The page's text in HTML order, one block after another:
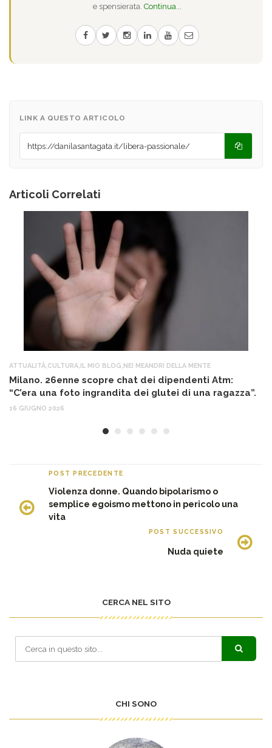
e spensierata. Continua...
LINK A QUESTO ARTICOLO
Articoli Correlati
ATTUALITÀ CULTURA IL MIO BLOG NEI MEANDRI DELLA MENTE
Milano. 26enne scopre chat dei dipendenti Atm:
“C’era una foto ingrandita dei glutei di una ragazza”.
16 GIUGNO 2026
POST PRECEDENTE
Violenza donne. Quando bipolarismo o
semplice egoismo mettono in pericolo una
vita
POST SUCCESSIVO
Nuda quiete
CERCA NEL SITO
CHI SONO